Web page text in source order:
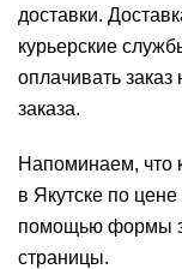
доставки.
курьерские
оплачивать
заказа.
Напоминаем, что
в Якутске по
помощью формы
страницы.